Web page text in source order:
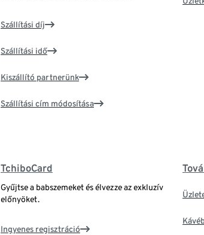
Szállítási díj
Szállítási idő
Kiszállító partnerünk
Szállítási cím módosítása
TchiboCard
Gyűjtse a babszemeket és élvezze az exkluzív
előnyöket.
Ingyenes regisztráció